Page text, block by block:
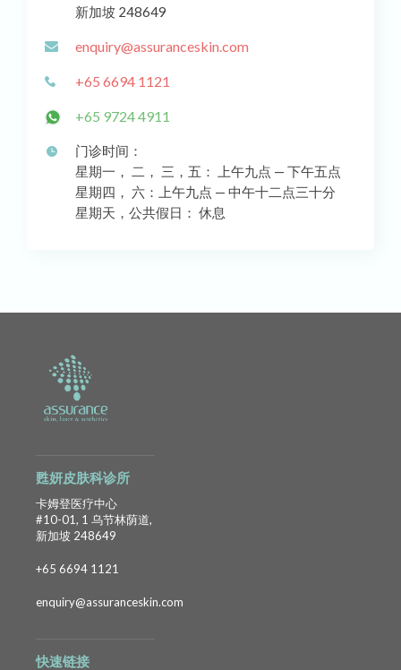
新加坡 248649
enquiry@assuranceskin.com
+65 6694 1121
+65 9724 4911
门诊时间：
星期一， 二， 三，五： 上午九点 — 下午五点
星期四， 六：上午九点 — 中午十二点三十分
星期天，公共假日： 休息
甦妍皮肤科诊所
卡姆登医疗中心
#10-01, 1 乌节林荫道,
新加坡 248649
+65 6694 1121
enquiry@assuranceskin.com
快速链接